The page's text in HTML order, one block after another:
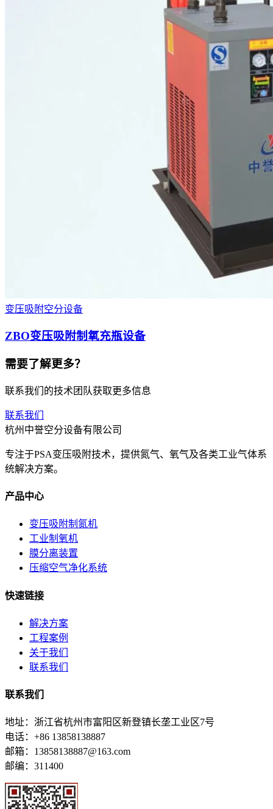
变压吸附空分设备
ZBO变压吸附制氧充瓶设备
需要了解更多？
联系我们的技术团队获取更多信息
联系我们
杭州中誉空分设备有限公司
专注于PSA变压吸附技术，提供氮气、氧气及各类工业气体系
统解决方案。
产品中心
变压吸附制氮机
工业制氧机
膜分离装置
压缩空气净化系统
快速链接
解决方案
工程案例
关于我们
联系我们
联系我们
地址：浙江省杭州市富阳区新登镇长垄工业区7号
电话：+86 13858138887
邮箱：13858138887@163.com
邮编：311400